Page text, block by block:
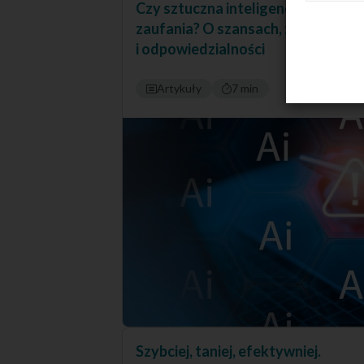
Czy sztuczna inteligencja jest
zaufania? O szansach, zagrożeniach
i odpowiedzialności
Artykuły 7 min
Szybciej, taniej, efektywniej.